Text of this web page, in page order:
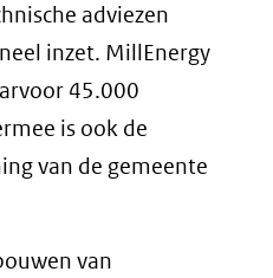
adviezen
inzet. MillEnergy
45.000
is ook de
van de gemeente
van